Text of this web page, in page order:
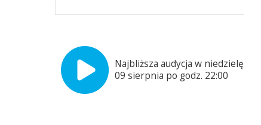
Najbliższa audycja w niedzielę,
09 sierpnia po godz. 22:00